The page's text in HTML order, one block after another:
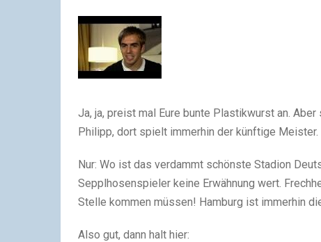
Ja, ja, preist mal Eure bunte Plastikwurst an.
Philipp, dort spielt immerhin der künftige Meister.
Nur: Wo ist das verdammt schönste Stadion
Sepplhosenspieler keine Erwähnung wert.
Stelle kommen müssen! Hamburg ist immerhin
Also gut, dann halt hier: